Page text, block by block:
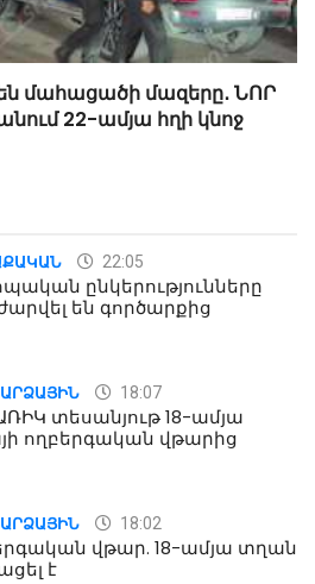
են մահացածի մազերը․ ՆՈՐ
22-ամյա հղի կնոջ
22:05
ընկերությունները
են գործարքից
18:07
տեսանյութ 18-ամյա
ողբերգական վթարից
18:02
վթար. 18-ամյա տղան
է